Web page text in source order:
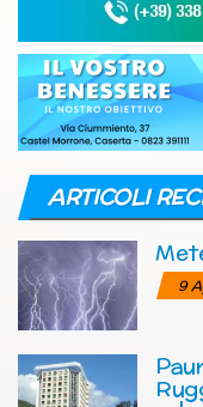
ARTICOLI
9